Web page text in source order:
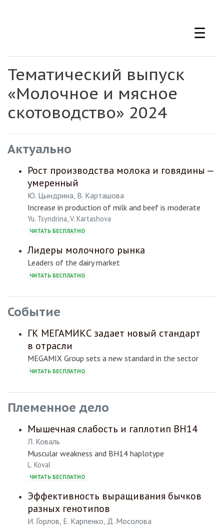
☰
Тематический выпуск
«Молочное и мясное
скотоводство» 2024
Актуально
Рост производства молока и говядины —
умеренный
Ю. Цындрина, В. Карташова
Increase in production of milk and beef is moderate
Yu. Tsyndrina, V. Kartashova
ЧИТАТЬ БЕСПЛАТНО
Лидеры молочного рынка
Leaders of the dairy market
ЧИТАТЬ БЕСПЛАТНО
Событие
ГК МЕГАМИКС задает новый стандарт
в отрасли
MEGAMIX Group sets a new standard in the sector
ЧИТАТЬ БЕСПЛАТНО
Племенное дело
Мышечная слабость и гаплотип BH14
Л. Коваль
Muscular weakness and BH14 haplotype
L. Koval
ЧИТАТЬ БЕСПЛАТНО
Эффективность выращивания бычков
разных генотипов
И. Горлов, Е. Карпенко, Д. Мосолова